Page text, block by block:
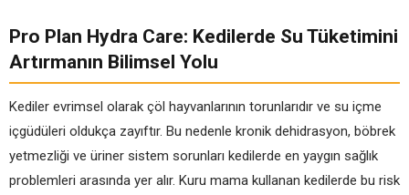
Pro Plan Hydra Care: Kedilerde Su Tüketimini
Artırmanın Bilimsel Yolu
Kediler evrimsel olarak çöl hayvanlarının torunlarıdır ve su içme
içgüdüleri oldukça zayıftır. Bu nedenle kronik dehidrasyon, böbrek
yetmezliği ve üriner sistem sorunları kedilerde en yaygın sağlık
problemleri arasında yer alır. Kuru mama kullanan kedilerde bu risk